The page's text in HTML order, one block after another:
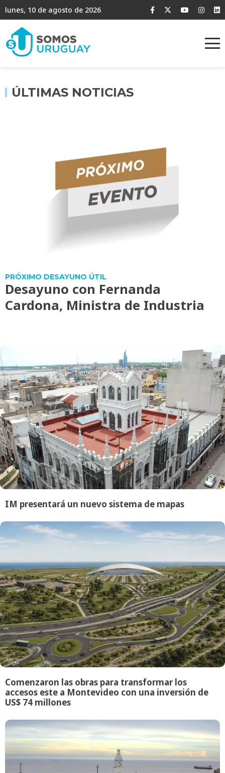
lunes, 10 de agosto de 2026
ÚLTIMAS NOTICIAS
PRÓXIMO DESAYUNO ÚTIL
Desayuno con Fernanda
Cardona, Ministra de Industria
IM presentará un nuevo sistema de mapas
Comenzaron las obras para transformar los
accesos este a Montevideo con una inversión de
US$ 74 millones